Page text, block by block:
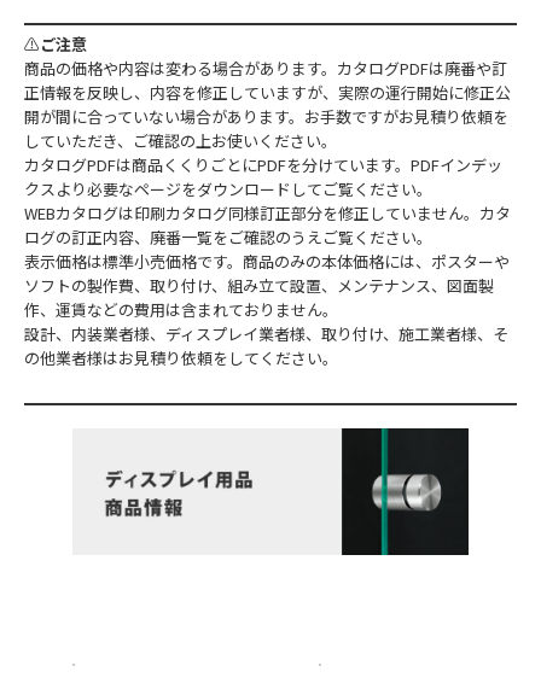
⚠️ご注意
商品の価格や内容は変わる場合があります。カタログPDFは廃番や訂
正情報を反映し、内容を修正していますが、実際の運行開始に修正公
開が間に合っていない場合があります。お手数ですがお見積り依頼を
していただき、ご確認の上お使いください。
カタログPDFは商品くくりごとにPDFを分けています。PDFインデッ
クスより必要なページをダウンロードしてご覧ください。
WEBカタログは印刷カタログ同様訂正部分を修正していません。カタ
ログの訂正内容、廃番一覧をご確認のうえご覧ください。
表示価格は標準小売価格です。商品のみの本体価格には、ポスターや
ソフトの製作費、取り付け、組み立て設置、メンテナンス、図面製
作、運賃などの費用は含まれておりません。
設計、内装業者様、ディスプレイ業者様、取り付け、施工業者様、そ
の他業者様はお見積り依頼をしてください。